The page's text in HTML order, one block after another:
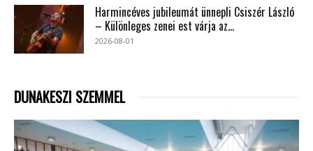
Harmincéves jubileumát ünnepli Csiszér László
– Különleges zenei est várja az...
2026-08-01
DUNAKESZI SZEMMEL